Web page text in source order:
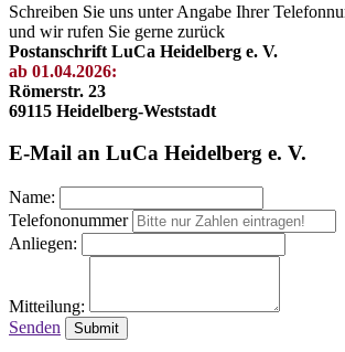
Schreiben Sie uns unter Angabe Ihrer
und wir rufen Sie gerne zurück
Postanschrift LuCa Heidelberg e. V.
ab 01.04.2026:
Römerstr. 23
69115 Heidelberg-Weststadt
E-Mail an LuCa Heidelberg e. V.
Name:
Telefononummer
Anliegen:
Mitteilung:
Senden